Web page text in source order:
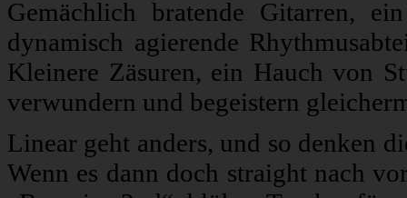
Gemächlich bratende Gitarren,
dynamisch agierende
Kleinere Zäsuren, ein Hauch von
verwundern und begeistern
Linear geht anders, und so denken
Wenn es dann doch straight nach